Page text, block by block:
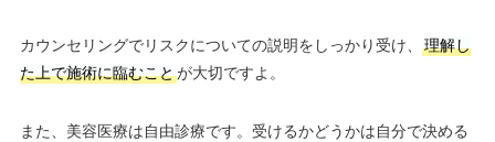
カウンセリングでリスクについての説明をしっかり受け、
理解し
た上で施術に臨むことが大切ですよ。
また、美容医療は自由診療です。受けるかどうかは自分で決める